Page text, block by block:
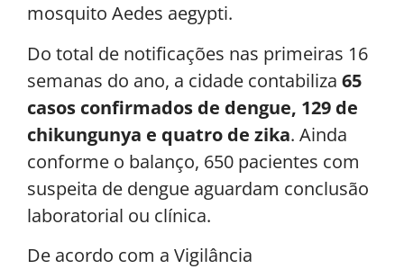
mosquito Aedes aegypti.
Do total de notificações nas primeiras 16
semanas do ano, a cidade contabiliza 65
casos confirmados de dengue, 129 de
chikungunya e quatro de zika. Ainda
conforme o balanço, 650 pacientes com
suspeita de dengue aguardam conclusão
laboratorial ou clínica.
De acordo com a Vigilância